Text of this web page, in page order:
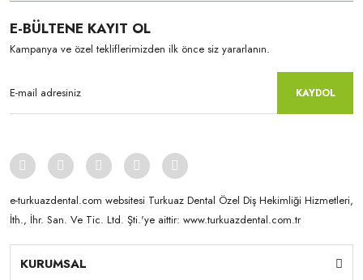
E-BÜLTENE KAYIT OL
Kampanya ve özel tekliflerimizden ilk önce siz yararlanın.
KAYDOL
e-turkuazdental.com websitesi Turkuaz Dental Özel Diş Hekimliği Hizmetleri,
İth., İhr. San. Ve Tic. Ltd. Şti.'ye aittir: www.turkuazdental.com.tr
KURUMSAL